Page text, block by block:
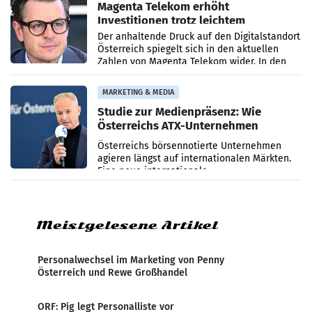
Magenta Telekom erhöht
Investitionen trotz leichtem
Umsatzrückgang
Der anhaltende Druck auf den Digitalstandort
Österreich spiegelt sich in den aktuellen
Zahlen von Magenta Telekom wider. In den
ersten sechs Monaten des laufenden Jahres
verzeichnete
MARKETING & MEDIA
Studie zur Medienpräsenz: Wie
Österreichs ATX-Unternehmen
international wahrgenommen
werden
Österreichs börsennotierte Unternehmen
agieren längst auf internationalen Märkten.
Eine neue internationale
Medienresonanzanalyse untersucht die
Meistgelesene Artikel
Personalwechsel im Marketing von Penny
Österreich und Rewe Großhandel
ORF: Pig legt Personalliste vor